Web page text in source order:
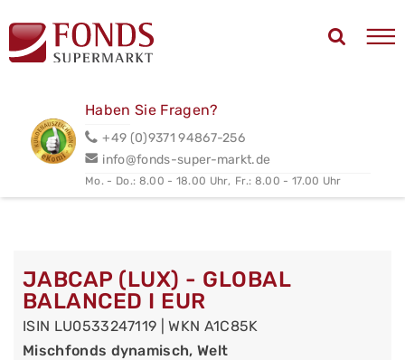
Haben Sie Fragen?
+49 (0)9371 94867-256
info@fonds-super-markt.de
Mo. - Do.: 8.00 - 18.00 Uhr, Fr.: 8.00 - 17.00 Uhr
JABCAP (LUX) - GLOBAL
BALANCED I EUR
ISIN LU0533247119 | WKN A1C85K
Mischfonds dynamisch, Welt